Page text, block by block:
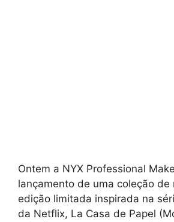
Ontem a NYX Professional
lançamento de uma coleção de
edição limitada inspirada na
da Netflix, La Casa de Papel